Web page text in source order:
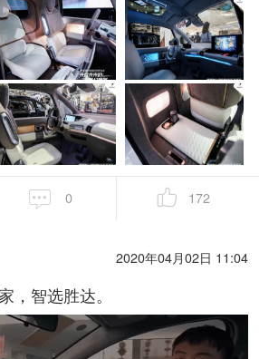
0 172
2020年04月02日 11:04
，智选胜达。